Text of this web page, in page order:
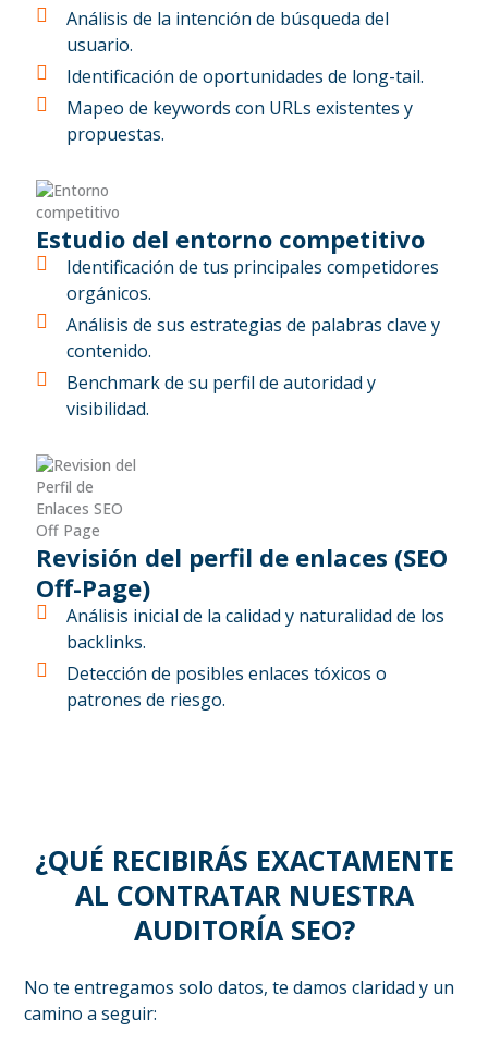
Análisis de la intención de búsqueda del
usuario.
Identificación de oportunidades de long-tail.
Mapeo de keywords con URLs existentes y
propuestas.
Estudio del entorno competitivo
Identificación de tus principales competidores
orgánicos.
Análisis de sus estrategias de palabras clave y
contenido.
Benchmark de su perfil de autoridad y
visibilidad.
Revisión del perfil de enlaces (SEO
Off-Page)
Análisis inicial de la calidad y naturalidad de los
backlinks.
Detección de posibles enlaces tóxicos o
patrones de riesgo.
¿QUÉ RECIBIRÁS EXACTAMENTE
AL CONTRATAR NUESTRA
AUDITORÍA SEO?
No te entregamos solo datos, te damos claridad y un
camino a seguir: